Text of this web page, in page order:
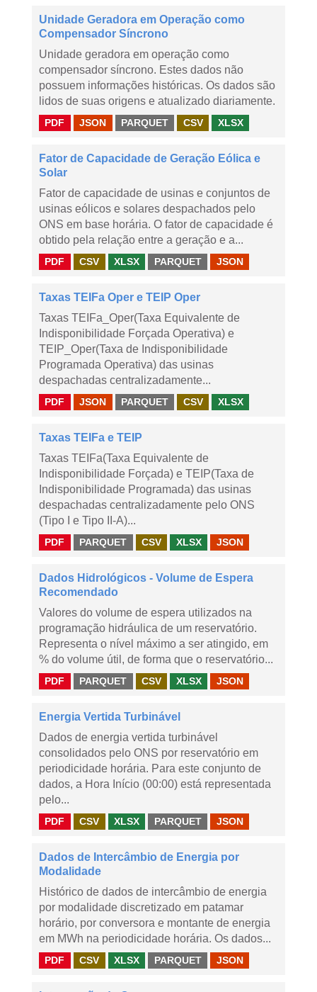
Unidade Geradora em Operação como
Compensador Síncrono
Unidade geradora em operação como
compensador síncrono. Estes dados não
possuem informações históricas. Os dados são
lidos de suas origens e atualizado diariamente.
PDF JSON PARQUET CSV XLSX
Fator de Capacidade de Geração Eólica e
Solar
Fator de capacidade de usinas e conjuntos de
usinas eólicos e solares despachados pelo
ONS em base horária. O fator de capacidade é
obtido pela relação entre a geração e a...
PDF CSV XLSX PARQUET JSON
Taxas TEIFa Oper e TEIP Oper
Taxas TEIFa_Oper(Taxa Equivalente de
Indisponibilidade Forçada Operativa) e
TEIP_Oper(Taxa de Indisponibilidade
Programada Operativa) das usinas
despachadas centralizadamente...
PDF JSON PARQUET CSV XLSX
Taxas TEIFa e TEIP
Taxas TEIFa(Taxa Equivalente de
Indisponibilidade Forçada) e TEIP(Taxa de
Indisponibilidade Programada) das usinas
despachadas centralizadamente pelo ONS
(Tipo I e Tipo II-A)...
PDF PARQUET CSV XLSX JSON
Dados Hidrológicos - Volume de Espera
Recomendado
Valores do volume de espera utilizados na
programação hidráulica de um reservatório.
Representa o nível máximo a ser atingido, em
% do volume útil, de forma que o reservatório...
PDF PARQUET CSV XLSX JSON
Energia Vertida Turbinável
Dados de energia vertida turbinável
consolidados pelo ONS por reservatório em
periodicidade horária. Para este conjunto de
dados, a Hora Início (00:00) está representada
pelo...
PDF CSV XLSX PARQUET JSON
Dados de Intercâmbio de Energia por
Modalidade
Histórico de dados de intercâmbio de energia
por modalidade discretizado em patamar
horário, por conversora e montante de energia
em MWh na periodicidade horária. Os dados...
PDF CSV XLSX PARQUET JSON